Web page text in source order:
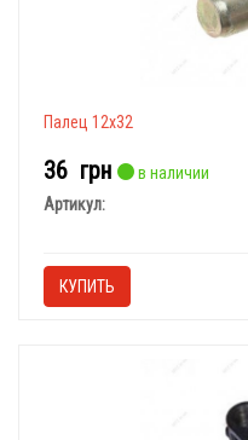
Палец 12х32
36 грн
в наличии
Артикул:
КУПИТЬ